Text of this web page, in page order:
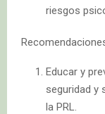
riesgos
Educar y
seguridad y
la PRL.